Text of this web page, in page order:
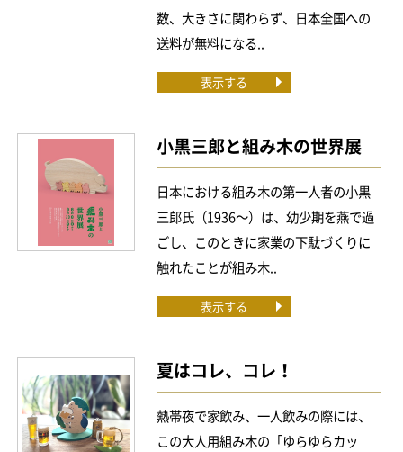
数、大きさに関わらず、日本全国への
送料が無料になる..
表示する
小黒三郎と組み木の世界展
日本における組み木の第一人者の小黒
三郎氏（1936～）は、幼少期を燕で過
ごし、このときに家業の下駄づくりに
触れたことが組み木..
表示する
夏はコレ、コレ！
熱帯夜で家飲み、一人飲みの際には、
この大人用組み木の「ゆらゆらカッ